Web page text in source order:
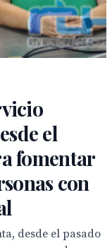
el
fomentar
con
desde el pasado